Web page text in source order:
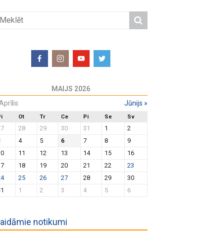
MAIJS 2026
Aprīlis Jūnijs »
Ot Tr Ce Pi Se Sv
28 29 30 31 1
2
4 5 6 7 8
9
11 12 13 14 15
16
18 19 20 21 22
23
25 26 27 28 29
30
1 2 3 4 5 6
notikumi